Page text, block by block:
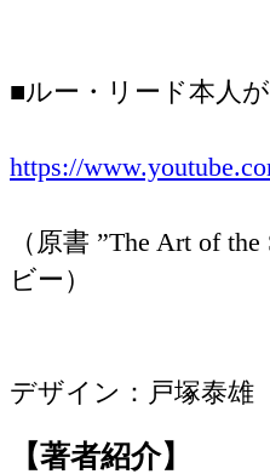
■ルー・リード本人
https://
（原書 ”The Art of
ビー）
デザイン：戸塚泰雄
【著者紹介】